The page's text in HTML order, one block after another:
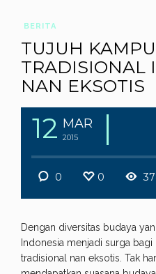
BERITA
TUJUH
TRADISIONAL
NAN EKSOTIS
12 MAR
2015
0 0
Dengan diversitas budaya
Indonesia menjadi surga
tradisional nan eksotis. Tak